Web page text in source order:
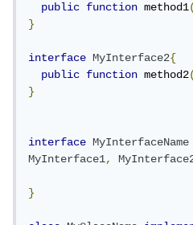
public
function method1
}
interface MyInterface2{
public
function method2
}
interface MyInterfaceName
MyInterface1,
}